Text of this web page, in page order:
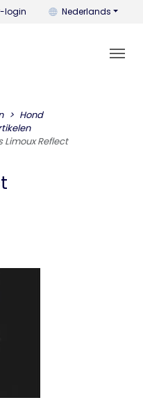
login U kunt de taal
Nederlands
Hond
Limoux Reflect